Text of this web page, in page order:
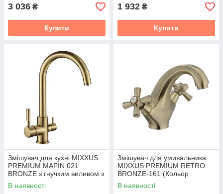
3 036 ₴
Купити
1 932 ₴
Купити
Змішувач для кухні MIXXUS
PREMIUM MAFIN 021
BRONZE з гнучким виливом з
виходом для питної води
(Квіт бронза) (MI5932)
В наявності
Змішувач для умивальника
MIXXUS PREMIUM RETRO
BRONZE-161 (Кольор
бронза) (MI1650)
В наявності